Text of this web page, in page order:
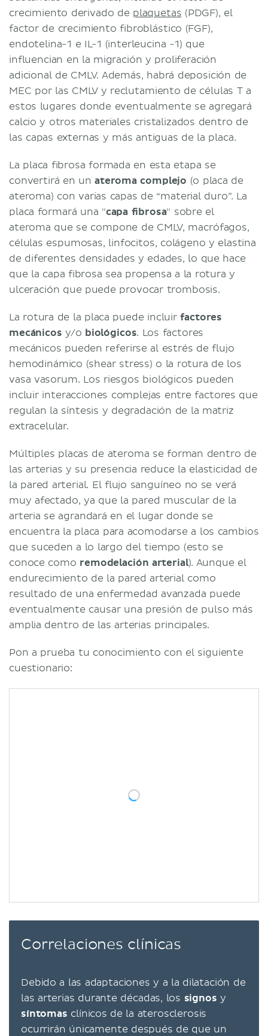
crecimiento derivado de plaquetas (PDGF), el
factor de crecimiento fibroblástico (FGF),
endotelina-1 e IL-1 (interleucina -1) que
influencian en la migración y proliferación
adicional de CMLV. Además, habrá deposición de
MEC por las CMLV y reclutamiento de células T a
estos lugares donde eventualmente se agregará
calcio y otros materiales cristalizados dentro de
las capas externas y más antiguas de la placa.
La placa fibrosa formada en esta etapa se
convertirá en unateroma complejo (o placa de
ateroma) con varias capas de “material duro”. La
placa formará una "capa fibrosa" sobre el
ateroma que se compone de CMLV, macrófagos,
células espumosas, linfocitos, colágeno y elastina
de diferentes densidades y edades, lo que hace
que la capa fibrosa sea propensa a la rotura y
ulceración que puede provocar trombosis.
La rotura de la placa puede incluirfactores
mecánicos y/o biológicos. Los factores
mecánicos pueden referirse al estrés de flujo
hemodinámico (shear stress) o la rotura de los
vasa vasorum. Los riesgos biológicos pueden
incluir interacciones complejas entre factores que
regulan la síntesis y degradación de la matriz
extracelular.
Múltiples placas de ateroma se forman dentro de
las arterias y su presencia reduce la elasticidad de
la pared arterial. El flujo sanguíneo no se verá
muy afectado, ya que la pared muscular de la
arteria se agrandará en el lugar donde se
encuentra la placa para acomodarse a los cambios
que suceden a lo largo del tiempo (esto se
conoce como remodelación arterial). Aunque el
endurecimiento de la pared arterial como
resultado de una enfermedad avanzada puede
eventualmente causar una presión de pulso más
amplia dentro de las arterias principales.
Pon a prueba tu conocimiento con el siguiente
cuestionario:
Correlaciones clínicas
Debido a las adaptaciones y a la dilatación de
las arterias durante décadas, los signos y
síntomas clínicos de la aterosclerosis
ocurrirán únicamente después de que un